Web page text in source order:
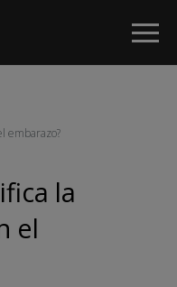
embarazo?
la
el